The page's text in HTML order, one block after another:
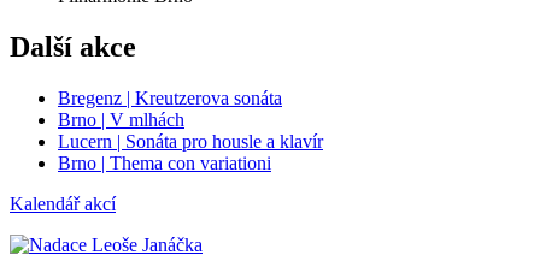
Další akce
Bregenz | Kreutzerova sonáta
Brno | V mlhách
Lucern | Sonáta pro housle a klavír
Brno | Thema con variationi
Kalendář akcí